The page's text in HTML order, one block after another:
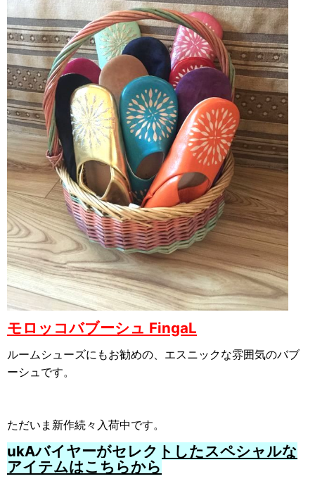
モロッコバブーシュ FingaL
ルームシューズにもお勧めの、エスニックな雰囲気のバブ
ーシュです。
ただいま新作続々入荷中です。
ukAバイヤーがセレクトしたスペシャルな
アイテムはこちらから